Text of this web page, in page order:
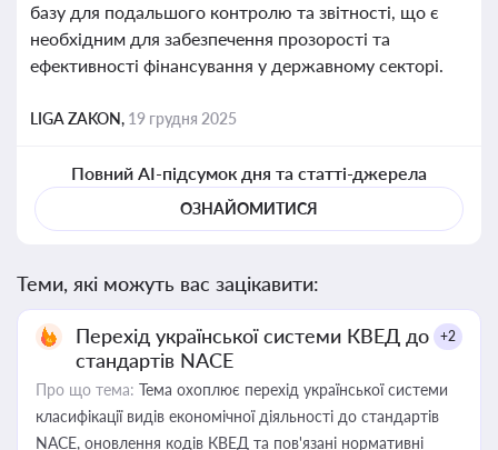
базу для подальшого контролю та звітності, що є
необхідним для забезпечення прозорості та
ефективності фінансування у державному секторі.
LIGA ZAKON, 19 грудня 2025
Повний AI-підсумок дня та статті-джерела
ОЗНАЙОМИТИСЯ
Теми, які можуть вас зацікавити:
Перехід української системи КВЕД до
стандартів NACE
+2
Про що тема: Тема охоплює перехід української системи
класифікації видів економічної діяльності до стандартів
NACE, оновлення кодів КВЕД та пов'язані нормативні